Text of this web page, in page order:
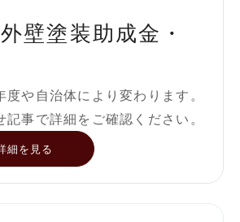
壁塗装助成金・
度や自治体により変わります。
事で詳細をご確認ください。
細を見る